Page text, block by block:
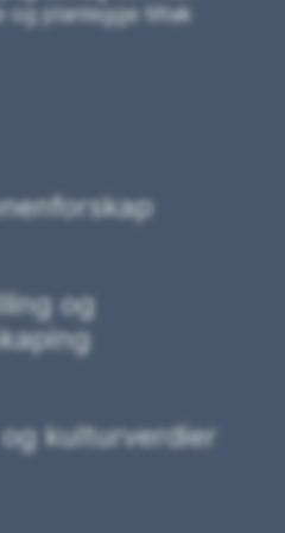
og planlegge tiltak
og
kulturverdier